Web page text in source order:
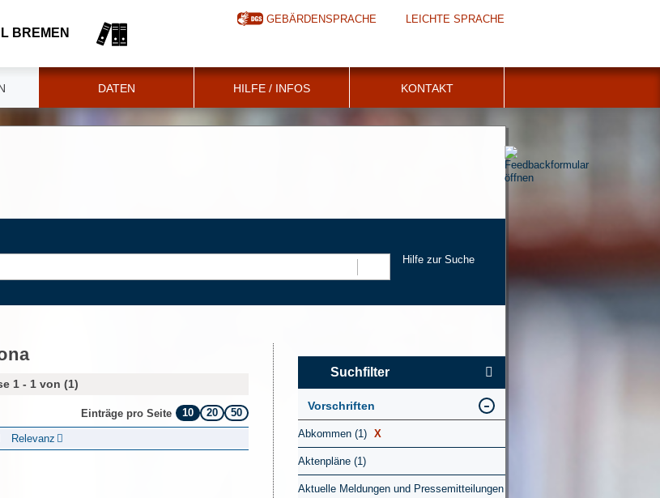
BREMEN
GEBÄRDENSPRACHE LEICHTE SPRACHE
DATEN HILFE / INFOS KONTAKT
Hilfe zur Suche
1 - 1 von (1)
Einträge pro Seite 10 20 50
Relevanz
Suchfilter
Vorschriften
Abkommen (1) X
Aktenpläne (1)
Aktuelle Meldungen und Pressemitteilungen